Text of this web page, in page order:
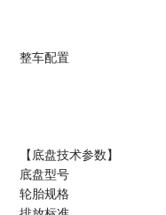
整车配置
【底盘技术参数】
底盘型号
轮胎规格